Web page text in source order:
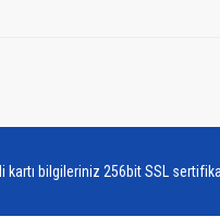
kartı bilgileriniz 256bit SSL